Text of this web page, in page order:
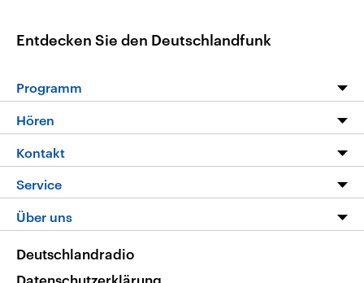
Entdecken Sie den Deutschlandfunk
Programm
Die Nachrichten
Nachrichtenleicht
Neue Beiträge auf dlf.de
Hören
Livestream
Podcasts
Deutschlandfunk App
Nachrichten App
Frequenzen
Kontakt
Hörerservice
Service
FAQ
Veranstaltungen
Über uns
Deutschlandradio